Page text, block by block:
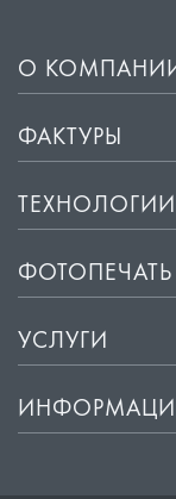
О
ФАКТУРЫ
ТЕХНОЛОГИИ
ФОТОПЕЧАТЬ
УСЛУГИ